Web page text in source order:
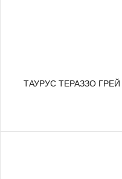
ТАУРУС ТЕРАЗЗО ГРЕЙ